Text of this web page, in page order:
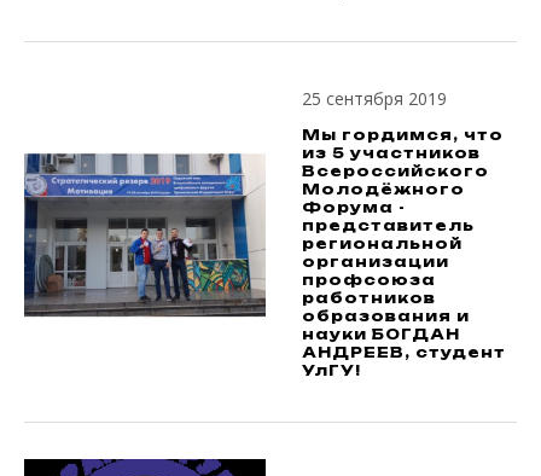
25 сентября 2019
Мы гордимся, что
из 5 участников
Всероссийского
Молодёжного
Форума -
представитель
региональной
организации
профсоюза
работников
образования и
науки БОГДАН
АНДРЕЕВ, студент
УлГУ!